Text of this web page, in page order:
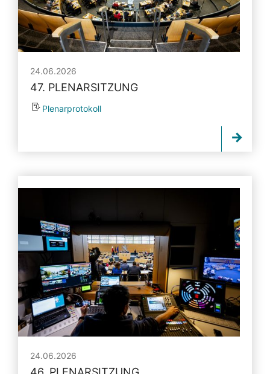
24.06.2026
47. PLENARSITZUNG
Plenarprotokoll
24.06.2026